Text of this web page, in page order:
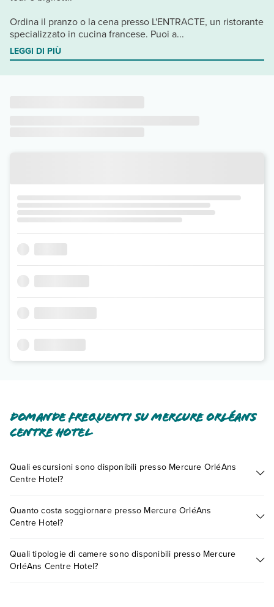
Ordina il pranzo o la cena presso L'ENTRACTE, un ristorante
specializzato in cucina francese. Puoi a...
LEGGI DI PIÙ
Domande frequenti su Mercure OrléAns
Centre Hotel
Quali escursioni sono disponibili presso Mercure OrléAns
Centre Hotel?
presso Mercure OrléAns Centre Hotel. Scoprile tutte nella
sezione dedicata
Quanto costa soggiornare presso Mercure OrléAns
Centre Hotel?
base a vari fattori (per es. date, condizioni dell'hotel, ecc). Per
consultare i prezzi, compila il motore di ricerca e scegli
Quali tipologie di camere sono disponibili presso Mercure
OrléAns Centre Hotel?